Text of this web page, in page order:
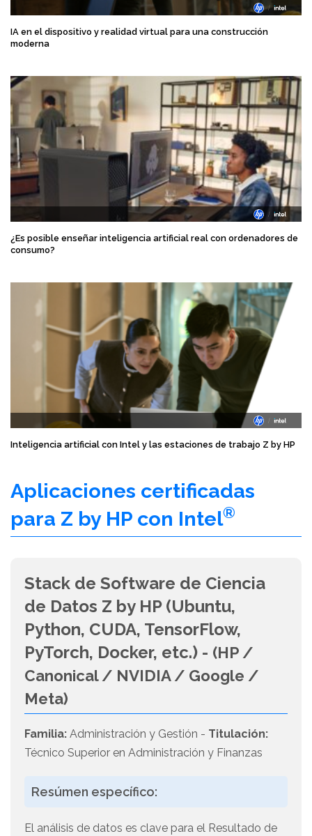
IA en el dispositivo y realidad virtual para una construcción
moderna
¿Es posible enseñar inteligencia artificial real con ordenadores de
consumo?
Inteligencia artificial con Intel y las estaciones de trabajo Z by HP
Aplicaciones certificadas
para Z by HP con Intel®
Stack de Software de Ciencia
de Datos Z by HP (Ubuntu,
Python, CUDA, TensorFlow,
PyTorch, Docker, etc.) - (HP /
Canonical / NVIDIA / Google /
Meta)
Familia: Administración y Gestión - Titulación:
Técnico Superior en Administración y Finanzas
Resúmen específico:
El análisis de datos es clave para el Resultado de